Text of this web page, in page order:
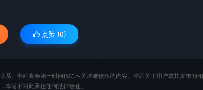
点赞 (0)
。本站将会第一时间移除相关涉嫌侵权的内容。本站关于用户或其发布的相
站不对此承担任何法律责任。
微刊杂志社
微刊杂志社